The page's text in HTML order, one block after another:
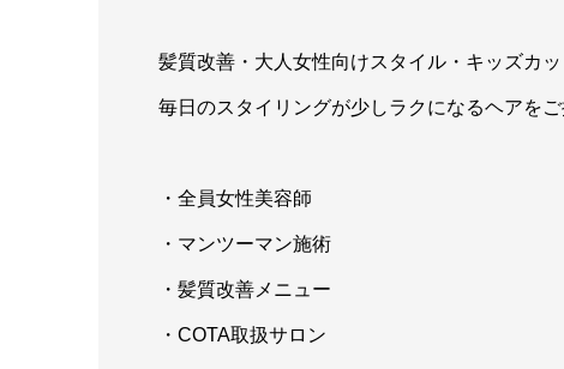
髪質改善・大人女性向けスタイル・キッズカッ
毎日のスタイリングが少しラクになるヘアをご
・全員女性美容師
・マンツーマン施術
・髪質改善メニュー
・COTA取扱サロン